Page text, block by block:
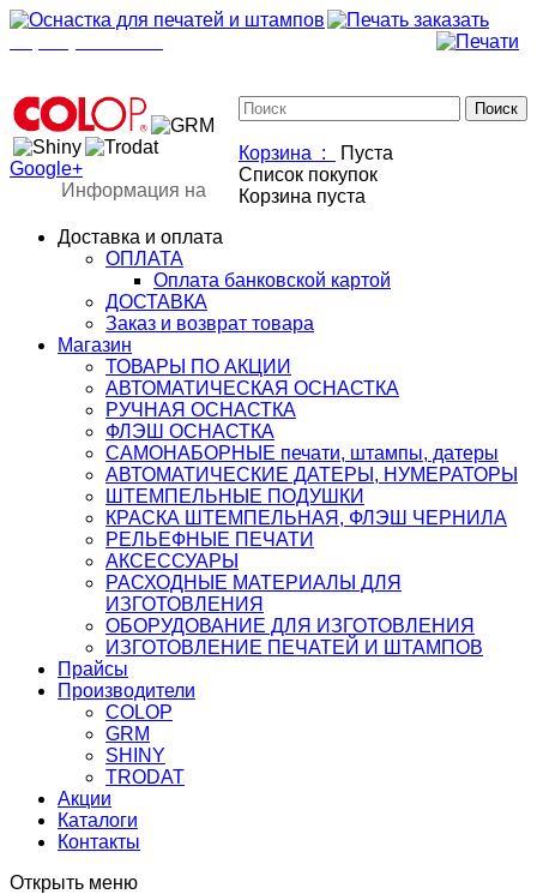
Корзина :
Пуста
Список покупок
Корзина пуста
Доставка и оплата
ОПЛАТА
Оплата банковской картой
ДОСТАВКА
Заказ и возврат товара
Магазин
ТОВАРЫ ПО АКЦИИ
АВТОМАТИЧЕСКАЯ ОСНАСТКА
РУЧНАЯ ОСНАСТКА
ФЛЭШ ОСНАСТКА
САМОНАБОРНЫЕ печати, штампы, датеры
АВТОМАТИЧЕСКИЕ ДАТЕРЫ, НУМЕРАТОРЫ
ШТЕМПЕЛЬНЫЕ ПОДУШКИ
КРАСКА ШТЕМПЕЛЬНАЯ, ФЛЭШ ЧЕРНИЛА
РЕЛЬЕФНЫЕ ПЕЧАТИ
АКСЕССУАРЫ
РАСХОДНЫЕ МАТЕРИАЛЫ ДЛЯ
ИЗГОТОВЛЕНИЯ
ОБОРУДОВАНИЕ ДЛЯ ИЗГОТОВЛЕНИЯ
ИЗГОТОВЛЕНИЕ ПЕЧАТЕЙ И ШТАМПОВ
Прайсы
Производители
COLOP
GRM
SHINY
TRODAT
Акции
Каталоги
Контакты
Открыть меню
Google+
Информация на